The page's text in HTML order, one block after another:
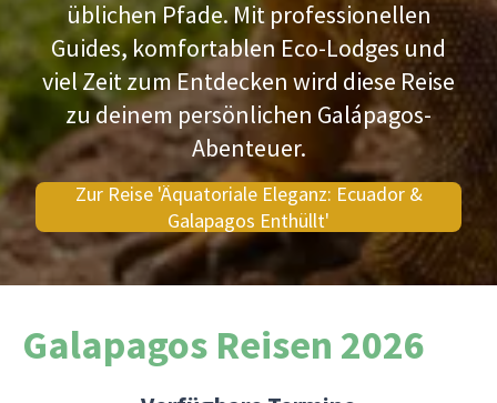
üblichen Pfade. Mit professionellen
Guides, komfortablen Eco-Lodges und
viel Zeit zum Entdecken wird diese Reise
zu deinem persönlichen Galápagos-
Abenteuer.
Zur Reise 'Äquatoriale Eleganz: Ecuador &
Galapagos Enthüllt'
Galapagos Reisen 2026